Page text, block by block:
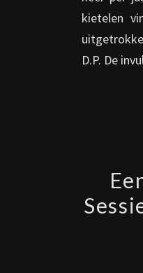
kietelen
D.P. De